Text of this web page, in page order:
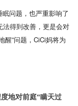
问题，也严重影响了
法得到改善，更是会对
醒”问题，CiCi妈将为
地对前庭“瞒天过